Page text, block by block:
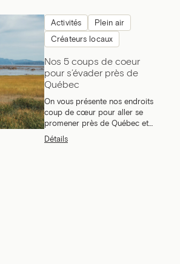
Activités Plein air
Créateurs locaux
Nos 5 coups de coeur
pour s’évader près de
Québec
On vous présente nos endroits
coup de cœur pour aller se
promener près de Québec et
admirer les magnifiques
paysages pour se changer les
Détails